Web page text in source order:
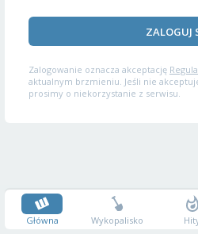
ZALOGUJ
Zalogowanie oznacza akceptację
aktualnym brzmieniu. Jeśli nie
prosimy o niekorzystanie z serwisu.
Główna Wykopalisko